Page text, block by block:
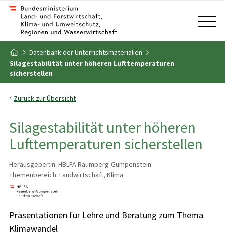
Zum Inhalt
Zum Inhaltsverzeichnis
Zur Startseite
Datenbank der Unterrichtsmaterialien
Silagestabilität unter höheren Lufttemperaturen
sicherstellen
Zurück zur Übersicht
Silagestabilität unter höheren
Lufttemperaturen sicherstellen
Herausgeber:in: HBLFA Raumberg-Gumpenstein
Themenbereich: Landwirtschaft, Klima
Präsentationen für Lehre und Beratung zum Thema
Klimawandel